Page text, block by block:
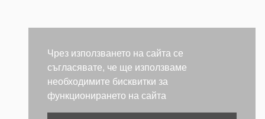
Чрез използването на сайта се
съгласявате, че ще използваме
необходимите бисквитки за
функционирането на сайта